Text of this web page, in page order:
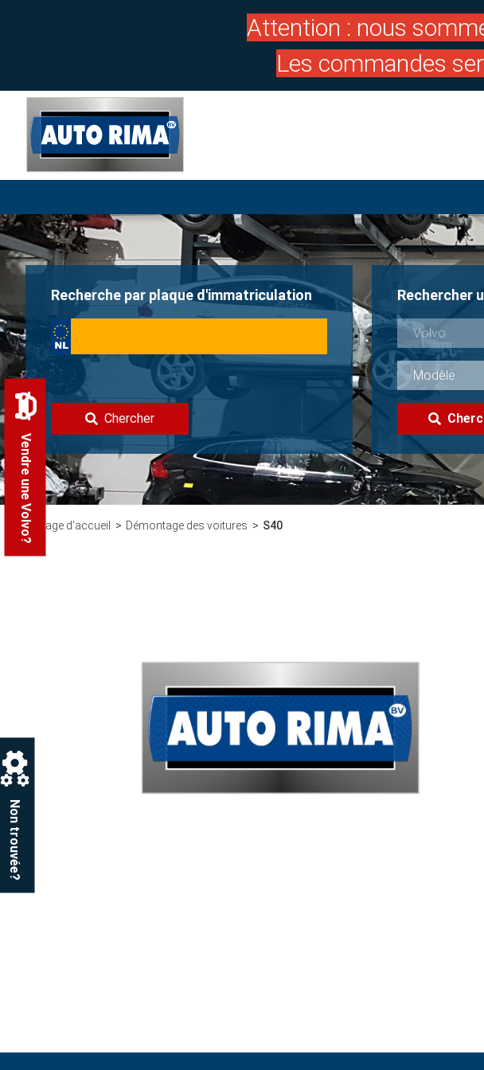
Attention : nous
Les commandes
Recherche par plaque d'immatriculation
Chercher
Rechercher
Page d'accueil Démontage des voitures S40
Vendre une Volvo?
Non trouvée?